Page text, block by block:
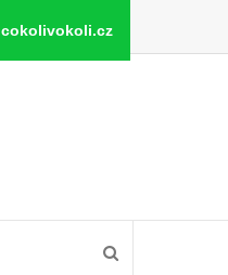
cokolivokoli.cz